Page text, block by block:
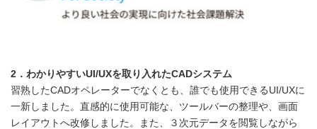
2 ．わかりやすいUI/UXを取り入れたCADシステム
習熟したCADオペレーターでなくとも、誰でも使用できるUI/UXに
一新しました。直感的に使用可能な、ツールバーの整理や、画面
レイアウトへ改修しました。また、３次元データを閲覧しながら